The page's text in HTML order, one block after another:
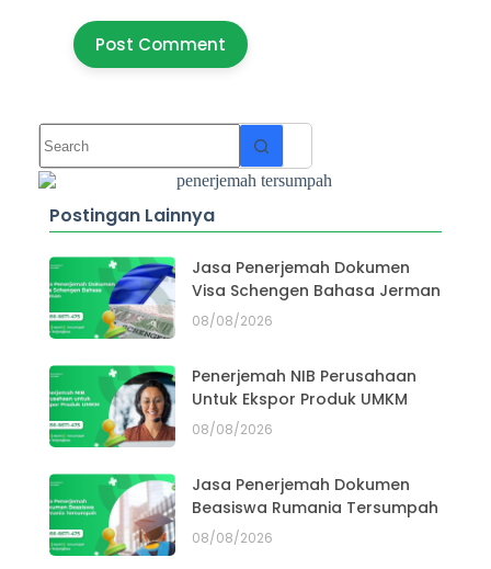
Post Comment
Postingan Lainnya
Jasa Penerjemah Dokumen
Visa Schengen Bahasa Jerman
08/08/2026
Penerjemah NIB Perusahaan
Untuk Ekspor Produk UMKM
08/08/2026
Jasa Penerjemah Dokumen
Beasiswa Rumania Tersumpah
08/08/2026